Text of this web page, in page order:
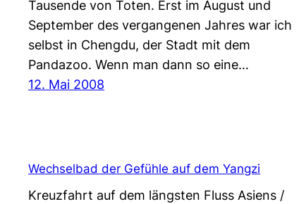
Tausende von Toten. Erst im August und
September des vergangenen Jahres war ich
selbst in Chengdu, der Stadt mit dem
Pandazoo. Wenn man dann so eine…
12. Mai 2008
Wechselbad der Gefühle auf dem Yangzi
Kreuzfahrt auf dem längsten Fluss Asiens /